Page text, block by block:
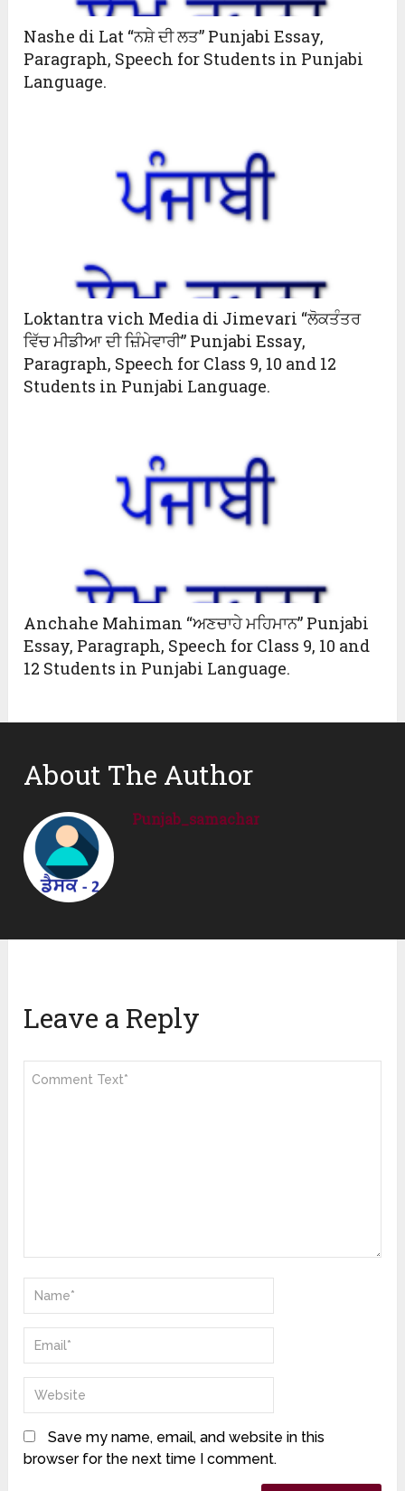
Nashe di Lat “ਨਸ਼ੇ ਦੀ ਲਤ” Punjabi Essay,
Paragraph, Speech for Students in Punjabi
Language.
Loktantra vich Media di Jimevari “ਲੋਕਤੰਤਰ
ਵਿੱਚ ਮੀਡੀਆ ਦੀ ਜ਼ਿੰਮੇਵਾਰੀ” Punjabi Essay,
Paragraph, Speech for Class 9, 10 and 12
Students in Punjabi Language.
Anchahe Mahiman “ਅਣਚਾਹੇ ਮਹਿਮਾਨ” Punjabi
Essay, Paragraph, Speech for Class 9, 10 and
12 Students in Punjabi Language.
About The Author
Punjab_samachar
Leave a Reply
Save my name, email, and website in this
browser for the next time I comment.